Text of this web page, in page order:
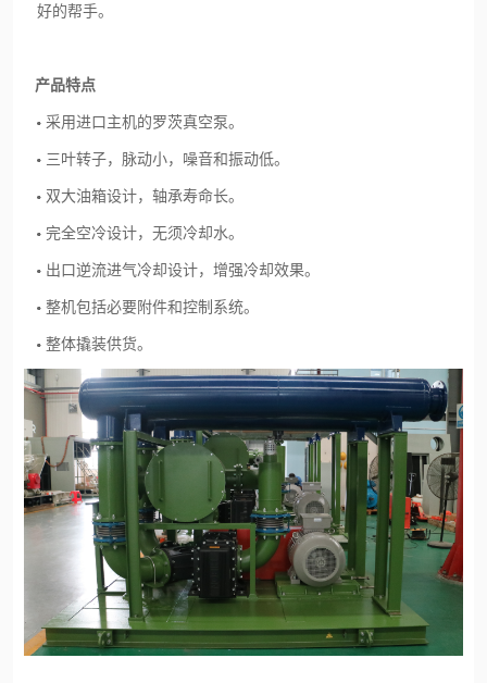
好的帮手。
产品特点
采用进口主机的罗茨真空泵。
三叶转子，脉动小，噪音和振动低。
双大油箱设计，轴承寿命长。
完全空冷设计，无须冷却水。
出口逆流进气冷却设计，增强冷却效果。
整机包括必要附件和控制系统。
整体撬装供货。